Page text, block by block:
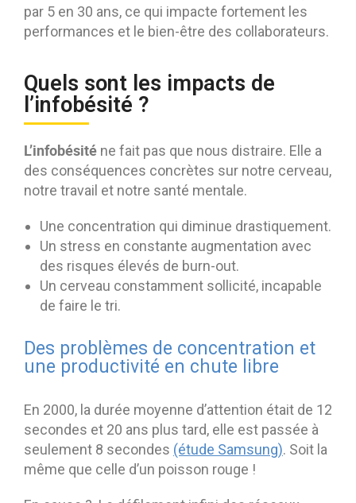
par 5 en 30 ans, ce qui impacte fortement les
performances et le bien-être des collaborateurs.
Quels sont les impacts de
l’infobésité ?
L’infobésité ne fait pas que nous distraire. Elle a
des conséquences concrètes sur notre cerveau,
notre travail et notre santé mentale.
Une concentration qui diminue drastiquement.
Un stress en constante augmentation avec
des risques élevés de burn-out.
Un cerveau constamment sollicité, incapable
de faire le tri.
Des problèmes de concentration et
une productivité en chute libre
En 2000, la durée moyenne d’attention était de 12
secondes et 20 ans plus tard, elle est passée à
seulement 8 secondes (étude Samsung). Soit la
même que celle d’un poisson rouge !